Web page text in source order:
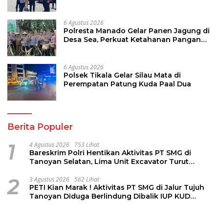
6 Agustus 2026
Polresta Manado Gelar Panen Jagung di
Desa Sea, Perkuat Ketahanan Pangan
6 Agustus 2026
Polsek Tikala Gelar Silau Mata di
Perempatan Patung Kuda Paal Dua
Berita Populer
1 4 Agustus 2026 753 Lihat
Bareskrim Polri Hentikan Aktivitas PT SMG di
Tanoyan Selatan, Lima Unit Excavator Turut
2 3 Agustus 2026 562 Lihat
PETI Kian Marak ! Aktivitas PT SMG di Jalur Tujuh
Tanoyan Diduga Berlindung Dibalik IUP KUD